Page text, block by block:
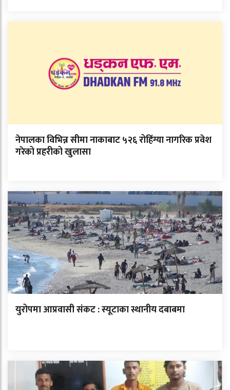
नेपालका विभिन्न सीमा नाकाबाट ५२६ रोहिंग्या नागरिक प्रवेश
गरेको प्रहरीको खुलासा
युरोपमा आप्रवासी संकट : स्यूटाका स्थानीय दबाबमा